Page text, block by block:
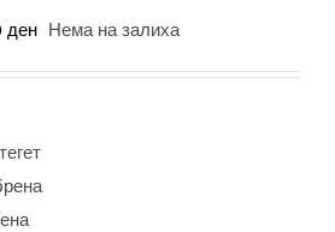
денCurrent
Нема на залиха
тегет